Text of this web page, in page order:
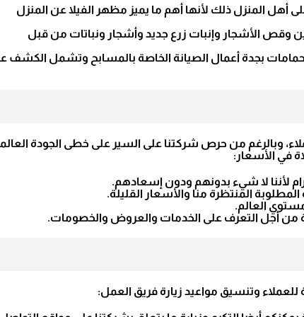
أهل المنزل ذلك لأنها أهم ما يميز مظهر الفيلا عن المنزل
وقص الأشجار وإنبات زرع جديد وأشجار ونباتات من قبل
حمامات بجدة أعمال الصيانة الخاصة بالمسابح وتشمل الكشف
وبالرغم من حرص شركتنا على السير على خطى الجودة
في الأسعار:
لأننا لا شيء بدونهم ودون إسعادهم.
المنتظرة منا والأسعار القليلة.
العالم.
من أجل التعرف على الخدمات والعروض والخصومات.
وتنسيق مواعيد زيارة فريق العمل: